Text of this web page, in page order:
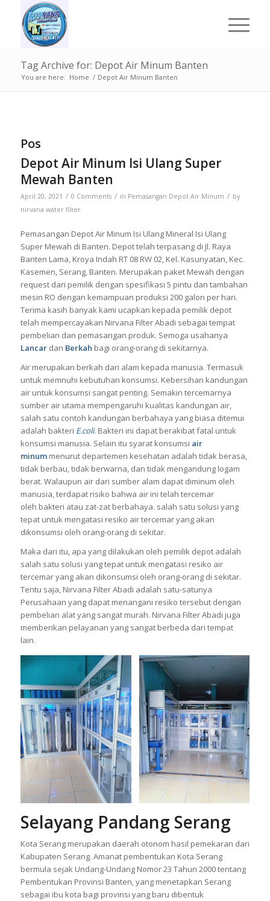
Tag Archive for: Depot Air Minum Banten
You are here: Home / Depot Air Minum Banten
Pos
Depot Air Minum Isi Ulang Super
Mewah Banten
April 20, 2021 / 0 Comments / in Pemasangan Depot Air Minum / by
nirvana water filter
Pemasangan Depot Air Minum Isi Ulang Mineral Isi Ulang
Super Mewah di Banten. Depot telah terpasang di Jl. Raya
Banten Lama, Kroya Indah RT 08 RW 02, Kel. Kasunyatan, Kec.
Kasemen, Serang, Banten. Merupakan paket Mewah dengan
request dari pemilik dengan spesifikasi 5 pintu dan tambahan
mesin RO dengan kemampuan produksi 200 galon per hari.
Terima kasih banyak kami ucapkan kepada pemilik depot
telah mempercayakan Nirvana Filter Abadi sebagai tempat
pembelian dan pemasangan produk. Semoga usahanya
Lancar dan Berkah bagi orang-orang di sekitarnya.
Air merupakan berkah dari alam kepada manusia. Termasuk
untuk memnuhi kebutuhan konsumsi. Kebersihan kandungan
air untuk konsumsi sangat penting. Semakin tercemarnya
sumber air utama mempengaruhi kualitas kandungan air,
salah satu contoh kandungan berbahaya yang biasa ditemui
adalah bakteri E.coli. Bakteri ini dapat berakibat fatal untuk
konsumsi manusia. Selain itu syarat konsumsi air
minummenurut departemen kesehatan adalah tidak berasa,
tidak berbau, tidak berwarna, dan tidak mengandung logam
berat. Walaupun air dari sumber alam dapat diminum oleh
manusia, terdapat risiko bahwa air ini telah tercemar
oleh bakteri atau zat-zat berbahaya. salah satu solusi yang
tepat untuk mengatasi resiko air tercemar yang akan
dikonsumsi oleh orang-orang di sekitar.
Maka dari itu, apa yang dilakukan oleh pemilik depot adalah
salah satu solusi yang tepat untuk mengatasi resiko air
tercemar yang akan dikonsumsi oleh orang-orang di sekitar.
Tentu saja, Nirvana Filter Abadi adalah satu-satunya
Perusahaan yang dapat menangani resiko tersebut dengan
pembelian alat yang sangat murah. Nirvana Filter Abadi juga
memberikan pelayanan yang sangat berbeda dari tempat
lain.
Selayang Pandang Serang
Kota Serang merupakan daerah otonom hasil pemekaran dari
Kabupaten Serang. Amanat pembentukan Kota Serang
bermula sejak Undang-Undang Nomor 23 Tahun 2000 tentang
Pembentukan Provinsi Banten, yang menetapkan Serang
sebagai ibu kota bagi provinsi yang baru dibentuk